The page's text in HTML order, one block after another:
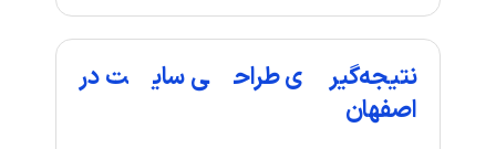
نتیجه‌گیری طراحی سایت در
اصفهان